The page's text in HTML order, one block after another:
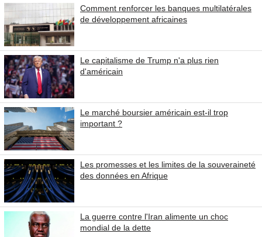
Comment renforcer les banques multilatérales
de développement africaines
Le capitalisme de Trump n'a plus rien
d'américain
Le marché boursier américain est-il trop
important ?
Les promesses et les limites de la souveraineté
des données en Afrique
La guerre contre l'Iran alimente un choc
mondial de la dette